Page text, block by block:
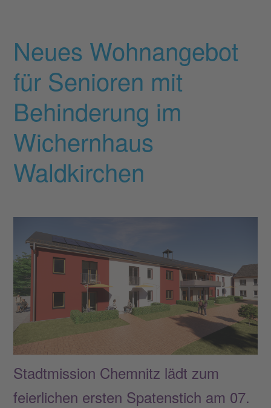
Neues Wohnangebot
für Senioren mit
Behinderung im
Wichernhaus
Waldkirchen
Stadtmission Chemnitz lädt zum
feierlichen ersten Spatenstich am 07.